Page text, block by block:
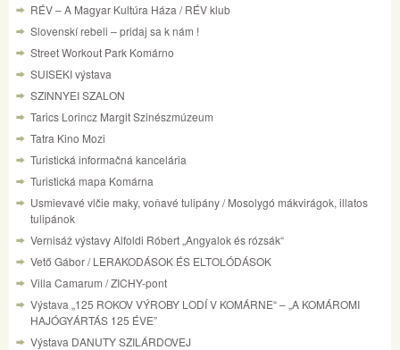
RÉV – A Magyar Kultúra Háza / RÉV klub
Slovenskí rebeli – pridaj sa k nám !
Street Workout Park Komárno
SUISEKI výstava
SZINNYEI SZALON
Tarics Lorincz Margit Szinészmúzeum
Tatra Kino Mozi
Turistická informačná kancelária
Turistická mapa Komárna
Usmievavé vlčie maky, voňavé tulipány / Mosolygó mákvirágok, illatos
tulipánok
Vernisáž výstavy Alfoldi Róbert „Angyalok és rózsák“
Vető Gábor / LERAKODÁSOK ÉS ELTOLÓDÁSOK
Villa Camarum / ZICHY-pont
Výstava „125 ROKOV VÝROBY LODÍ V KOMÁRNE“ – „A KOMÁROMI
HAJÓGYÁRTÁS 125 ÉVE”
Výstava DANUTY SZILÁRDOVEJ